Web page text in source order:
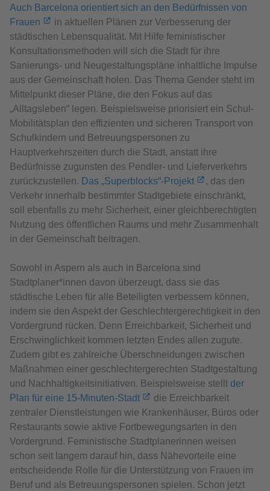
Auch Barcelona orientiert sich an den Bedürfnissen von
Frauen
in aktuellen Plänen zur Verbesserung der
städtischen Lebensqualität. Mit Hilfe feministischer
Konsultationsmethoden will sich die Stadt für ihre
Sanierungs- und Neugestaltungspläne inhaltliche Impulse
aus der Gemeinschaft holen. Das Thema Gender steht im
Mittelpunkt dieser Pläne, die den Fokus auf das
„Alltagsleben“ legen. Beispielsweise priorisiert ein Schul-
Mobilitätsplan den effizienten und sicheren Transport von
Schulkindern und Betreuungspersonen zu
Hauptverkehrszeiten durch die Stadt, anstatt ihre
Bedürfnisse zugunsten des Pendler- und Lieferverkehrs
zurückzustellen. Das „Superblocks“-Projekt
, das den
Verkehr innerhalb bestimmter Stadtgebiete einschränkt,
soll ebenfalls zu mehr Sicherheit, einer gleichberechtigten
Nutzung des öffentlichen Raums und mehr Zusammenhalt
in der Gemeinschaft beitragen.
Sowohl in Aspern als auch in Barcelona sind
Stadtplaner*innen davon überzeugt, dass sie das
städtische Leben für alle Beteiligten verbessern können,
indem sie den Aspekt der Geschlechtergerechtigkeit in den
Vordergrund rücken. Denn Erreichbarkeit, Sicherheit und
Erschwinglichkeit kommen letzten Endes allen zugute.
Zudem gibt es zahlreiche Überschneidungen zwischen
Maßnahmen einer geschlechtergerechten Stadtgestaltung
und Nachhaltigkeitsinitiativen. Beispielsweise stellt der
Plan für eine 15-Minuten-Stadt
die Erreichbarkeit
zentraler Dienstleistungen wie Krankenhäuser, Büros oder
Restaurants sowie aktive Fortbewegungsarten in den
Vordergrund. Feministische Stadtplanerinnen weisen
schon seit langem darauf hin, dass Nähevorteile eine
entscheidende Rolle für die Unterstützung von Frauen im
Beruf und als Betreuungspersonen spielen. Schon jetzt